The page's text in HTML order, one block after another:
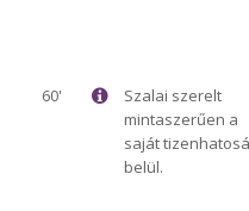
60'
Szalai szerelt
mintaszerűen a
saját
belül.